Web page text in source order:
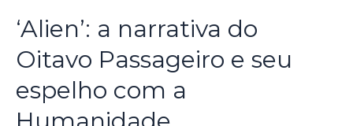
‘Alien’: a narrativa do
Oitavo Passageiro e seu
espelho com a